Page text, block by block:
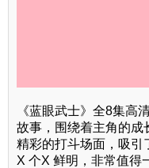
《蓝眼武士》全8集高
故事，围绕着主角的成
精彩的打斗场面，吸引
X 个X 鲜明，非常值得